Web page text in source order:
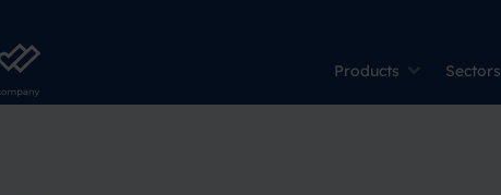
Products Sectors